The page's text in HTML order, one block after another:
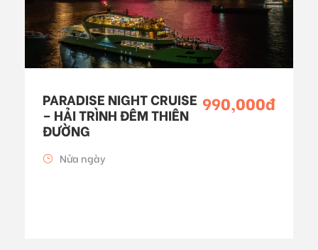
PARADISE NIGHT CRUISE
– HẢI TRÌNH ĐÊM THIÊN
ĐƯỜNG
990,000đ
Nửa ngày